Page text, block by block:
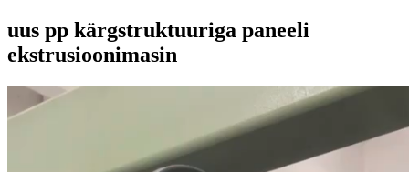
uus pp kärgstruktuuriga paneeli
ekstrusioonimasin